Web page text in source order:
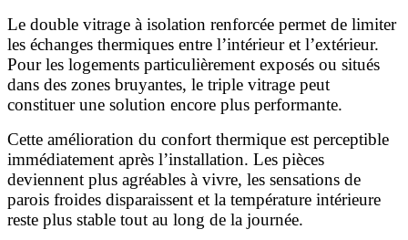
Le double vitrage à isolation renforcée permet de limiter
les échanges thermiques entre l’intérieur et l’extérieur.
Pour les logements particulièrement exposés ou situés
dans des zones bruyantes, le triple vitrage peut
constituer une solution encore plus performante.
Cette amélioration du confort thermique est perceptible
immédiatement après l’installation. Les pièces
deviennent plus agréables à vivre, les sensations de
parois froides disparaissent et la température intérieure
reste plus stable tout au long de la journée.